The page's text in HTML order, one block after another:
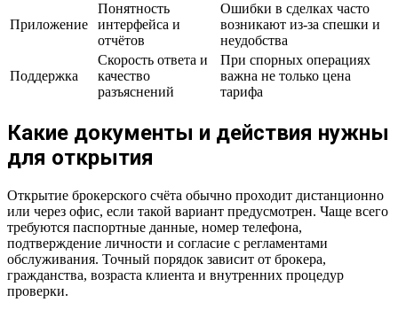
Приложение
Понятность
интерфейса и
отчётов
Ошибки в сделках часто
возникают из-за спешки и
неудобства
Поддержка
Скорость ответа и
качество
разъяснений
При спорных операциях
важна не только цена
тарифа
Какие документы и действия нужны
для открытия
Открытие брокерского счёта обычно проходит дистанционно
или через офис, если такой вариант предусмотрен. Чаще всего
требуются паспортные данные, номер телефона,
подтверждение личности и согласие с регламентами
обслуживания. Точный порядок зависит от брокера,
гражданства, возраста клиента и внутренних процедур
проверки.